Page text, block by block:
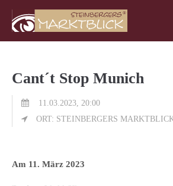
Der Eintrag "offcanvas-col1" existiert
Der Eintrag "offcanvas-col3" existiert
Cant´t Stop Munich
11.03.2023, 20:00
ORT: STEINBERGERS
Am 11. März 2023